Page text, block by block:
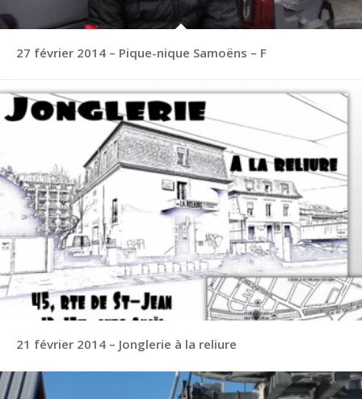
27 février 2014 – Pique-nique Samoëns – F
21 février 2014 – Jonglerie à la reliure